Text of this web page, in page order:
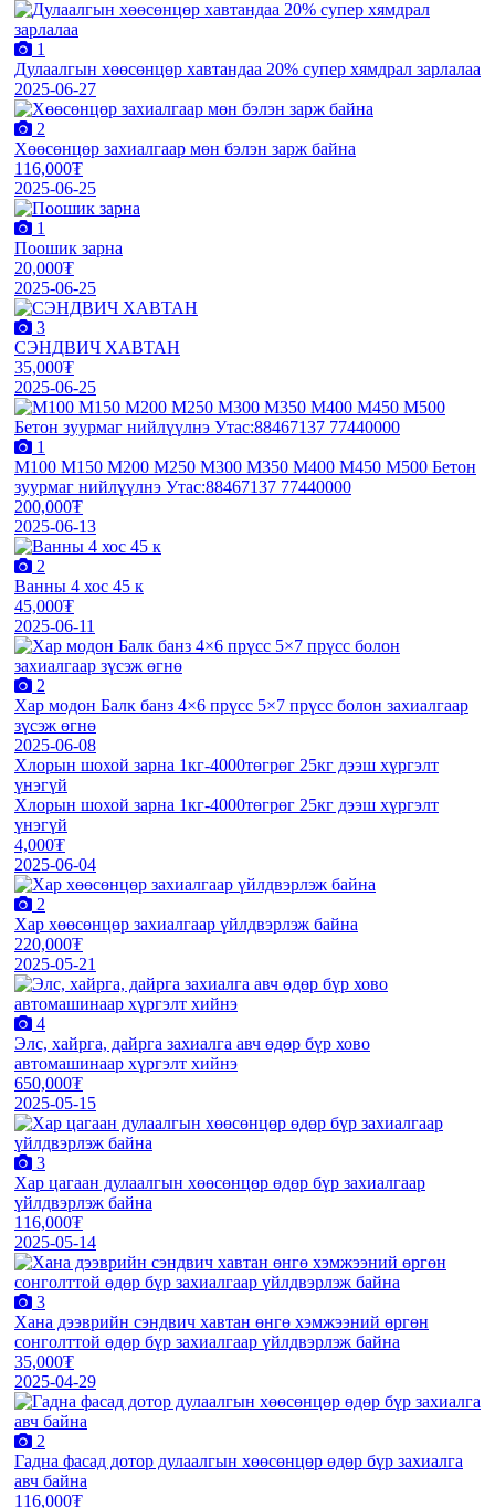
1
Дулаалгын хөөсөнцөр хавтандаа 20% супер хямдрал зарлалаа
2025-06-27
2
Хөөсөнцөр захиалгаар мөн бэлэн зарж байна
116,000₮
2025-06-25
1
Поошик зарна
20,000₮
2025-06-25
3
СЭНДВИЧ ХАВТАН
35,000₮
2025-06-25
1
М100 М150 М200 М250 М300 М350 М400 М450 М500 Бетон
зуурмаг нийлүүлнэ Утас:88467137 77440000
200,000₮
2025-06-13
2
Ванны 4 хос 45 к
45,000₮
2025-06-11
2
Хар модон Балк банз 4×6 прүсс 5×7 прүсс болон захиалгаар
зүсэж өгнө
2025-06-08
Хлорын шохой зарна 1кг-4000төгрөг 25кг дээш хүргэлт
үнэгүй
Хлорын шохой зарна 1кг-4000төгрөг 25кг дээш хүргэлт
үнэгүй
4,000₮
2025-06-04
2
Хар хөөсөнцөр захиалгаар үйлдвэрлэж байна
220,000₮
2025-05-21
4
Элс, хайрга, дайрга захиалга авч өдөр бүр хово
автомашинаар хүргэлт хийнэ
650,000₮
2025-05-15
3
Хар цагаан дулаалгын хөөсөнцөр өдөр бүр захиалгаар
үйлдвэрлэж байна
116,000₮
2025-05-14
3
Хана дээврийн сэндвич хавтан өнгө хэмжээний өргөн
сонголттой өдөр бүр захиалгаар үйлдвэрлэж байна
35,000₮
2025-04-29
2
Гадна фасад дотор дулаалгын хөөсөнцөр өдөр бүр захиалга
авч байна
116,000₮